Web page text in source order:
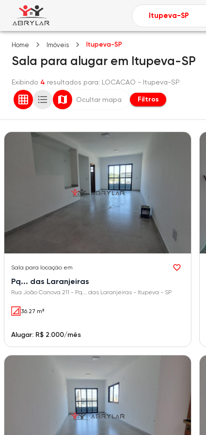
Home Imóveis Itupeva-SP
Sala para alugar em Itupeva-SP
Exibindo 4 resultados para: LOCACAO - Itupeva-SP
Ocultar mapa Filtros
Sala para locação em
Pq... das Laranjeiras
Rua João Canova 211 - Pq... das Laranjeiras - Itupeva - SP
36.27 m²
Alugar: R$ 2.000/mês